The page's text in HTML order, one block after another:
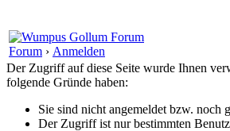
Forum › Anmelden
Der Zugriff auf diese Seite wurde Ihnen
folgende Gründe haben:
Sie sind nicht angemeldet bzw. noch
Der Zugriff ist nur bestimmten